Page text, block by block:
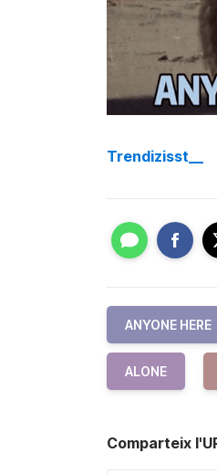
Trendizisst__
ANYONE HERE
ALONE
Comparteix